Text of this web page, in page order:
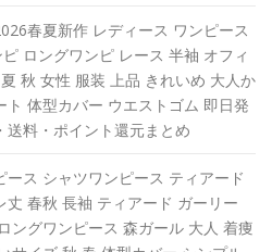
春夏新作 レディース ワンピース
ロングワンピ レース 半袖 オフィ
秋 女性 服装 上品 きれいめ 大人か
体型カバー ウエストゴム 即日発
料・ポイント還元まとめ
ース シャツワンピース ティアード
丈 春秋 長袖 ティアード ガーリー
ングワンピース 森ガール 大人 着痩